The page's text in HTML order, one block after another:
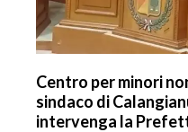
Centro per minori
sindaco di
intervenga la